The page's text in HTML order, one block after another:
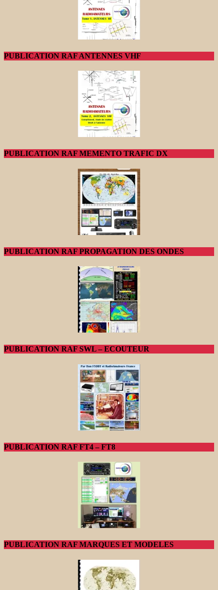
PUBLICATION RAF ANTENNES VHF
PUBLICATION RAF MEMENTO TRAFIC DX
PUBLICATION RAF PROPAGATION DES ONDES
PUBLICATION RAF SWL – ECOUTEUR
PUBLICATION RAF FT4 – FT8
PUBLICATION RAF MARQUES ET MODELES